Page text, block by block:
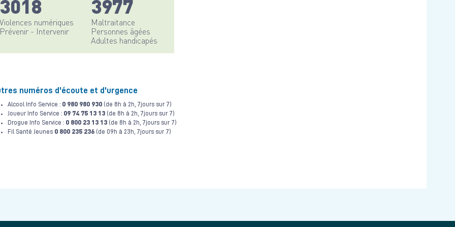
numériques
- Intervenir
3977
Maltraitance
Personnes âgées
Adultes handicapés
numéros d'écoute et d'urgence
Alcool Info Service : 0 980 980 930 (de 8h à 2h, 7jours sur 7)
Joueur Info Service : 09 74 75 13 13 (de 8h à 2h, 7jours sur 7)
Drogue Info Service : 0 800 23 13 13 (de 8h à 2h, 7jours sur 7)
Fil Santé Jeunes 0 800 235 236(de 09h à 23h, 7jours sur 7)